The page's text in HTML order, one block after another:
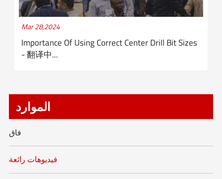
Mar 28,2024
Importance Of Using Correct Center Drill Bit Sizes
- 翻译中...
الموارد
فاق
فيديوهات رائعة